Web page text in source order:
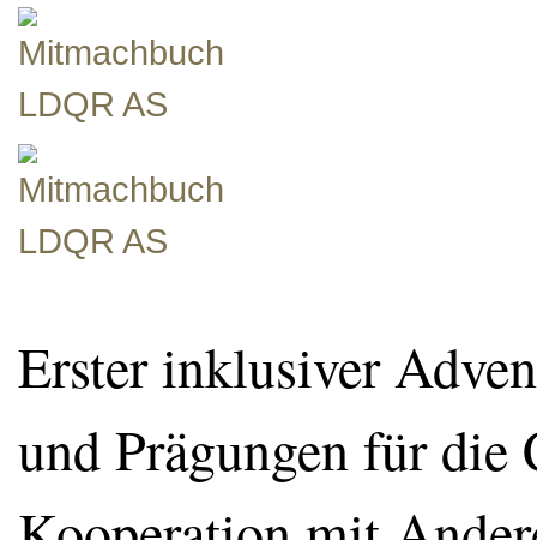
Erster inklusiver
und Prägungen für